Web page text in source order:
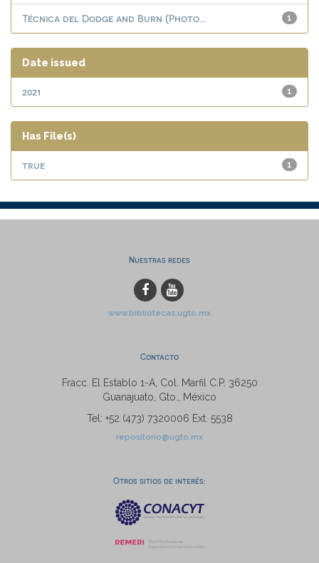
1
Técnica del Dodge and Burn (Photo...
Date issued
1
2021
Has File(s)
1
true
Nuestras redes
www.bibliotecas.ugto.mx
Contacto
Fracc. El Establo 1-A, Col. Marfil C.P. 36250
Guanajuato, Gto., México
Tel: +52 (473) 7320006 Ext. 5538
repositorio@ugto.mx
Otros sitios de interés: